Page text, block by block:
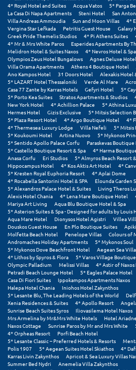
Πελοπόννησος
Πήλιο
Πιερία
Πλαταμώνας
Πλύτρα Λακωνίας
Πόρος
Πόρτο Χέλι
Πρέβεζα
Πύλος
Πύργος
Ρ
Ρέθυμνο
Ρίο
Ρόδος
Σ
Σαλαμίνα
Σαμοθράκη
Σάμος
4* Royal Hotel and Suites
Acqua Vatos
5* Parga
La Casa Di Napa Apartments
Steni Hotel
San
Villa Andreas Ammoudia
Sun and Moon Villas
4*
Vergina Star Lefkada
Petritis Guest House
Galaxy
Greek Pride Themelis Studios
4* Pi Athens Suites
4* Mr & Mrs White Paros
Esperides Apartments By
Melidron Hotel & Suites Naxos
4* Nevros Hotel & Spa
Olympios Zeus Hotel Bungalows
Agnes Deluxe Hotel
Villa Orama Apartments
Athens 4 Boutique Hotel
Ano Kampos Hotel
31 Doors Hotel Alexakis Hotel
5* LAZART Hotel Thessaloniki
Verde Al Mare
Casa 77 Zante by Karras Hotels
Gefyri Hotel
5*
5* Porto Kea Suites
Stratos Apartments & Studios
New York Hotel
4* Achillion Palace 5* Athina
Hermes Hotel
Gizis Exclusive
5* Mitsis Selection
5* Plaza Resort Hotel
4* Argo Boutique Hotel
4*
4* Thermesea Luxury Lodge
Villa Nefeli
5* Mitsis
5* Koukoumi Hotel
Artina Nuovo
5* Mykonos
5* Sentido Apollo Palace Corfu
Paraskevas
5* Castello Boutique Resort & Spa
4* Harma
Anasa Corfu
Eri Studios 5* Almyros Beach Resort
Hippocampus Hotel
4* Kos Aktis Art Hotel
4*
5* Kresten Royal Euphoria Resort
4* Aplai Dome
4* Rocabella Santorini Hotel & SPA
Elounda Garden
5* Alexandros Palace Hotel & Suites
Living Theros
Alexis Hotel Chania
4* Lena Mare Boutique Hotel
Mariya Art Living
Aqua Blu Boutique Hotel & Spa
5* Asterion Suites & Spa - Designed for adults by Louis
Aqua Mare Hotel
Dionysos Hotel Agistri Villea
Douskos Guest House
En Plo Boutique Suites
Molfetta Beach Hotel
Penelope Villas
Colours of
Andromaches Holiday Apartments
5* Mykonos Soul
5* Mykonos Dove Beachfront Hotel
Aegean Sea
4* Lithos by Spyros & Flora
5* Varos Village
Olympic Palladium
Melissi Villas
4* Astir of
Petradi Beach Lounge Hotel
5* Eagles Palace Hotel
Casa Di Fiori Suites
Ippokampos Apartments Naxos
Halepa Hotel Chania
Iniohos Hotel Zakynthos
5* Lesante Blu, The Leading Hotels of the World
Xenia Residences & Suites
4* Apollo Resort
Sunrise Beach Suites Syros
Iliovasilema Hotel Naxos
Mrs Armelina by Mr&Mrs White Hotels
Hotel
Naxos Cottage
Sunrise Paros by Mr and Mrs White
4* Orpheas Resort
Porfi Beach Hotel
5* Lesante Classic – Preferred Hotels & Resorts
Polis 1907
5* Aegean Suites Hotel Skiathos
4*
Karras Livin Zakynthos
Apricot & Sea Luxury Villas
Summer Bed Nydri
Anemelia Villa Zakynthos